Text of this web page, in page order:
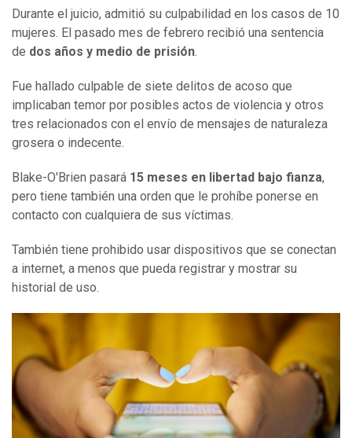
Durante el juicio, admitió su culpabilidad en los casos de 10
mujeres. El pasado mes de febrero recibió una sentencia
de dos años y medio de prisión.
Fue hallado culpable de siete delitos de acoso que
implicaban temor por posibles actos de violencia y otros
tres relacionados con el envío de mensajes de naturaleza
grosera o indecente.
Blake-O'Brien pasará 15 meses en libertad bajo fianza,
pero tiene también una orden que le prohíbe ponerse en
contacto con cualquiera de sus víctimas.
También tiene prohibido usar dispositivos que se conectan
a internet, a menos que pueda registrar y mostrar su
historial de uso.